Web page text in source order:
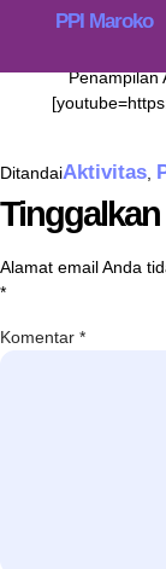
PPI Maroko
DAY ,
Penampilan
DitandaiAktivitas,
Alamat email Anda
*
Komentar *